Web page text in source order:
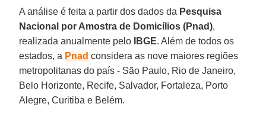
A análise é feita a partir dos dados da Pesquisa
Nacional por Amostra de Domicílios (Pnad),
realizada anualmente pelo
IBGE. Além de todos os
estados, a Pnad considera as nove maiores regiões
metropolitanas do país - São Paulo, Rio de Janeiro,
Belo Horizonte, Recife, Salvador, Fortaleza, Porto
Alegre, Curitiba e Belém.